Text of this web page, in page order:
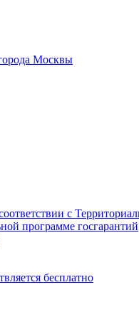
Москвы
с
программе госгарантий
бесплатно